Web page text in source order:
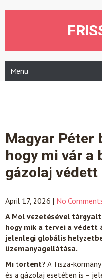
Menu
Magyar Péter
hogy mi vár a
gázolaj védett
April 17, 2026 | No
A Mol vezetésével
hogy mik a tervei a védett
jelenlegi globális
üzemanyagellátása.
Mi történt? A Tisza-
és a gázolaj esetében is –